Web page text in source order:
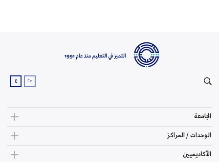
En ع
الجامعة
الوحدات / المراكز
الأكاديميين